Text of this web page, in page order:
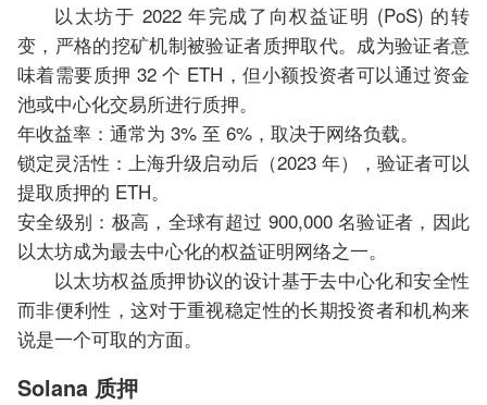
以太坊于 2022 年完成了向权益证明 (PoS) 的转
变，严格的挖矿机制被验证者质押取代。成为验证者意
味着需要质押 32 个 ETH，但小额投资者可以通过资金
池或中心化交易所进行质押。
年收益率：通常为 3% 至 6%，取决于网络负载。
锁定灵活性：上海升级启动后（2023 年），验证者可以
提取质押的 ETH。
安全级别：极高，全球有超过 900,000 名验证者，因此
以太坊成为最去中心化的权益证明网络之一。
以太坊权益质押协议的设计基于去中心化和安全性
而非便利性，这对于重视稳定性的长期投资者和机构来
说是一个可取的方面。
Solana 质押